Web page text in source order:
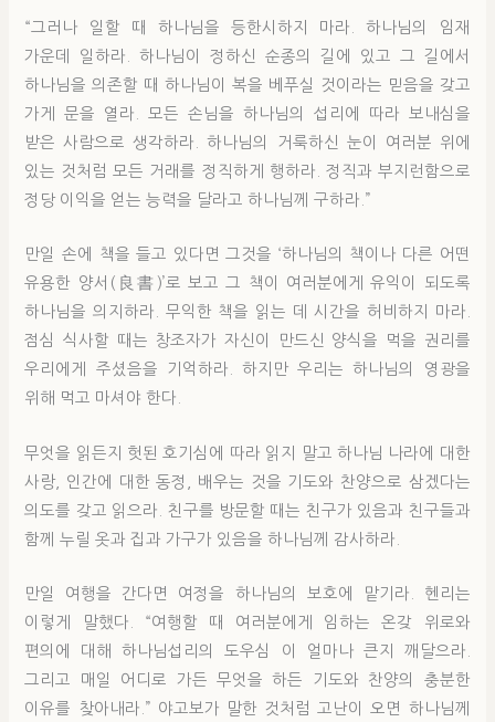
“그러나 일할 때 하나님을 등한시하지 마라. 하나님의 임재
가운데 일하라. 하나님이 정하신 순종의 길에 있고 그 길에서
하나님을 의존할 때 하나님이 복을 베푸실 것이라는 믿음을 갖고
가게 문을 열라. 모든 손님을 하나님의 섭리에 따라 보내심을
받은 사람으로 생각하라. 하나님의 거룩하신 눈이 여러분 위에
있는 것처럼 모든 거래를 정직하게 행하라. 정직과 부지런함으로
정당 이익을 얻는 능력을 달라고 하나님께 구하라.”
만일 손에 책을 들고 있다면 그것을 ‘하나님의 책이나 다른 어떤
유용한 양서(良書)’로 보고 그 책이 여러분에게 유익이 되도록
하나님을 의지하라. 무익한 책을 읽는 데 시간을 허비하지 마라.
점심 식사할 때는 창조자가 자신이 만드신 양식을 먹을 권리를
우리에게 주셨음을 기억하라. 하지만 우리는 하나님의 영광을
위해 먹고 마셔야 한다.
무엇을 읽든지 헛된 호기심에 따라 읽지 말고 하나님 나라에 대한
사랑, 인간에 대한 동정, 배우는 것을 기도와 찬양으로 삼겠다는
의도를 갖고 읽으라. 친구를 방문할 때는 친구가 있음과 친구들과
함께 누릴 옷과 집과 가구가 있음을 하나님께 감사하라.
만일 여행을 간다면 여정을 하나님의 보호에 맡기라. 헨리는
이렇게 말했다. “여행할 때 여러분에게 임하는 온갖 위로와
편의에 대해 하나님섭리의 도우심 이 얼마나 큰지 깨달으라.
그리고 매일 어디로 가든 무엇을 하든 기도와 찬양의 충분한
이유를 찾아내라.” 야고보가 말한 것처럼 고난이 오면 하나님께